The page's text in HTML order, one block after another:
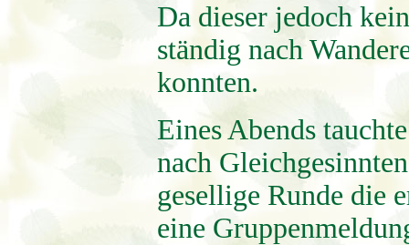
Da dieser jedoch
ständig nach
konnten.
Eines Abends
nach
gesellige Runde die
eine